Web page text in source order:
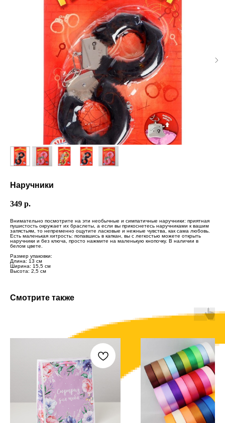
Наручники
349 р.
Внимательно посмотрите на эти необычные и симпатичные наручники: приятная
пушистость окружает их браслеты, а если вы прикоснетесь наручниками к вашим
запястьям, то непременно ощутите ласковые и нежные чувства, как сама любовь.
Есть маленькая хитрость: попавшись в капкан, вы с легкостью можете открыть
наручники и без ключа, просто нажмите на маленькую кнопочку. В наличии в
белом цвете.
Размер упаковки:
Длина: 13 см
Ширина: 15,5 см
Высота: 2,5 см
Смотрите также